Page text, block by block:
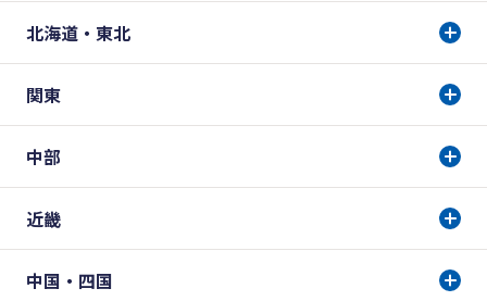
北海道・東北
関東
中部
近畿
中国・四国